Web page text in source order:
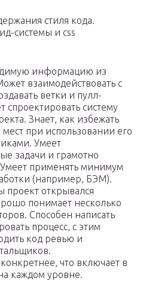
стиля кода.
системы и css
информацию из
взаимодействовать с
ветки и пулл-
систему
Знает, как избежать
при использовании его
Умеет
задачи и грамотно
применять минимум
(например, БЭМ).
проект открывался
понимает несколько
Способен написать
процесс, с этим
код ревью и
что включает в
каждом уровне.